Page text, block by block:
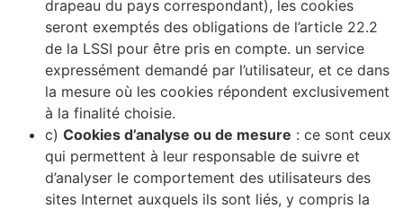
drapeau du pays correspondant), les cookies
seront exemptés des obligations de l’article 22.2
de la LSSI pour être pris en compte. un service
expressément demandé par l’utilisateur, et ce dans
la mesure où les cookies répondent exclusivement
à la finalité choisie.
c) Cookies d’analyse ou de mesure : ce sont ceux
qui permettent à leur responsable de suivre et
d’analyser le comportement des utilisateurs des
sites Internet auxquels ils sont liés, y compris la